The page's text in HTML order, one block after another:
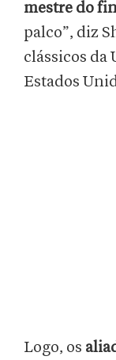
mestre do
palco”, diz
clássicos da
Estados
Logo, os